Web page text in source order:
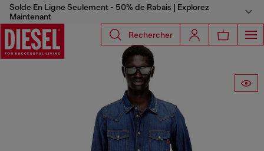
Solde En Ligne Seulement - 50% de Rabais | Explorez
Maintenant
Rechercher